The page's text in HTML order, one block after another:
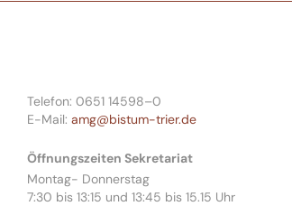
Telefon: 0651 14598–0
E-Mail: amg@bistum-trier.de
Öffnungszeiten Sekretariat
Montag- Donnerstag
7:30 bis 13:15 und 13:45 bis 15.15 Uhr